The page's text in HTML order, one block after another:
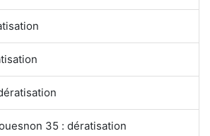
35 : dératisation